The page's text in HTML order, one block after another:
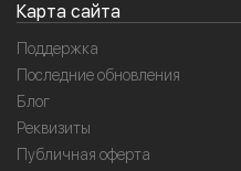
Карта сайта
Поддержка
Последние обновления
Блог
Реквизиты
Публичная оферта